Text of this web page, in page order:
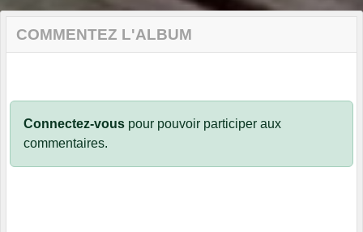
COMMENTEZ L'ALBUM
Connectez-vous pour pouvoir participer aux
commentaires.